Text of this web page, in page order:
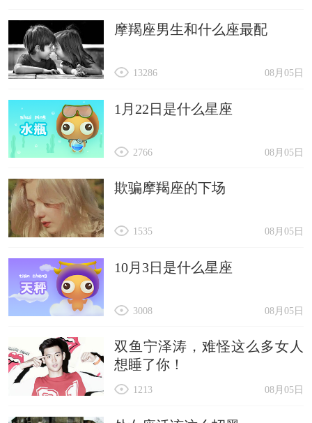
摩羯座男生和什么座最配
08月05日
13286
1月22日是什么星座
08月05日
2766
欺骗摩羯座的下场
08月05日
1535
10月3日是什么星座
08月05日
3008
双鱼宁泽涛，难怪这么多女人
想睡了你！
08月05日
1213